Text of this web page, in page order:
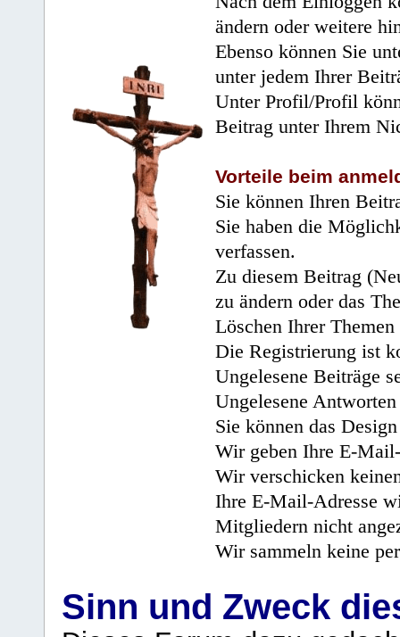
ändern oder weitere
Ebenso können Sie
unter jedem Ihrer
Unter Profil/Profil
Beitrag unter Ihrem
Vorteile beim
Sie können Ihren
Sie haben die
verfassen.
Zu diesem Beitrag
zu ändern oder das
Löschen Ihrer
Die Registrierung ist
Ungelesene Beiträge
Ungelesene
Sie können das
Wir geben Ihre E-
Wir verschicken
Ihre E-Mail-Adresse
Mitgliedern nicht
Wir sammeln keine
Sinn und Zweck